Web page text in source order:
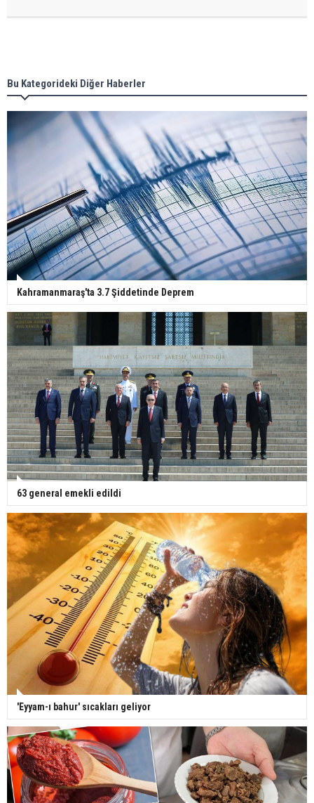
Bu Kategorideki Diğer Haberler
Kahramanmaraş'ta 3.7 Şiddetinde Deprem
63 general emekli edildi
'Eyyam-ı bahur' sıcakları geliyor